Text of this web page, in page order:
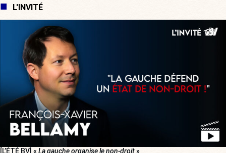
L'INVITÉ
[L’ÉTÉ BV] « La gauche organise le non-droit»